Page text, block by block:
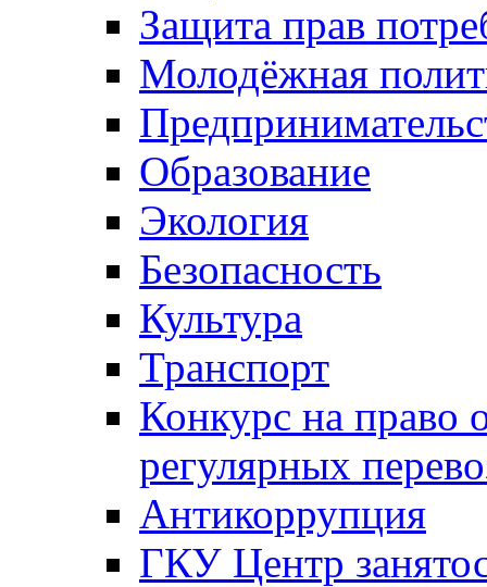
Защита прав
Молодёжная
Образование
Экология
Безопасность
Культура
Транспорт
Конкурс на право
регулярных
Антикоррупция
ГКУ Центр